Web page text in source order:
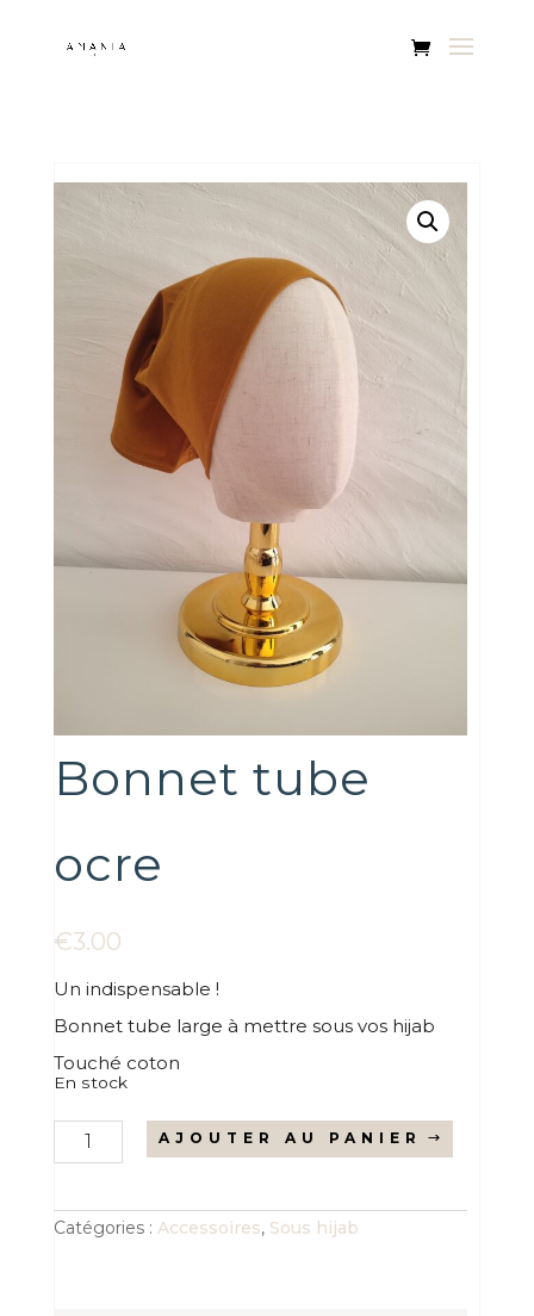
Bonnet tube
ocre
€3.00
Un indispensable !
Bonnet tube large à mettre sous vos hijab
Touché coton
En stock
quantité
Bonnet
AJOUTER AU PANIER
Catégories : Accessoires, Sous hijab